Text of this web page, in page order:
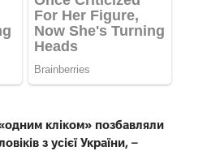
кліком» позбавляли
з усієї України, –